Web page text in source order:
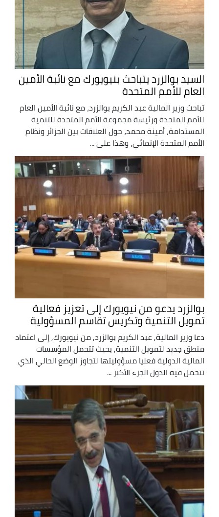
السيد بوالزرد يتباحث بنيويورك مع نائبة الأمين
العام للأمم المتحدة
تباحث وزير المالية عبد الكريم بوالزرد، مع نائبة الأمين العام
للأمم المتحدة ورئيسة مجموعة الأمم المتحدة للتنمية
المستدامة، أمينة محمد، حول العلاقات بين الجزائر ونظام
الأمم المتحدة الإنمائي، وهذا على ...
بوالزرد يدعو من نيويورك إلى تعزيز فعالية
تمويل التنمية وتكريس تقاسم المسؤولية
دعا وزير المالية, عبد الكريم بوالزرد, من نيويورك, إلى اعتماد
منطق جديد لتمويل التنمية, بحيث تتحمل المؤسسات
المالية الدولية فعليا مسؤوليتها لتجاوز الوضع الحالي الذي
تتحمل فيه الدول الجزء الأكبر ...